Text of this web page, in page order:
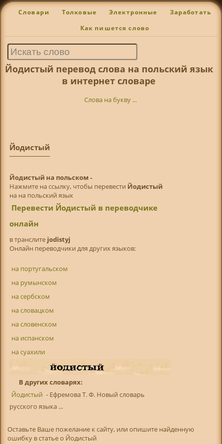
Словари Толковые Электронные Заработать
Как пишется слово
Йодистый перевод слова на польский язык
в интернет словаре
Слова на букву ...
Йодистый
Йодистый на польском -
Нажмите на ссылку, чтобы перевести Йодистый
на на польский язык
Перевести Йодистый в переводчике
онлайн
в транслитe jodistyj
Онлайн переводчики для других языков:
на португальском
на румынском
на сербском
на словацком
на словенском
на испанском
на суахили
В других словарях:
Йодистый - Ефремова Т. Ф. Новый словарь
русского языка ...
Оставьте Ваше пожелание к сайту, или опишите найденную
ошибку в статье о Йодистый